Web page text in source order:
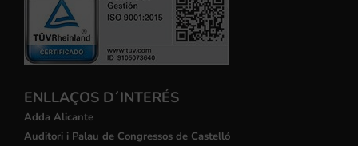
ENLLAÇOS D´INTERÉS
Adda Alicante
Auditori i Palau de Congressos de Castelló